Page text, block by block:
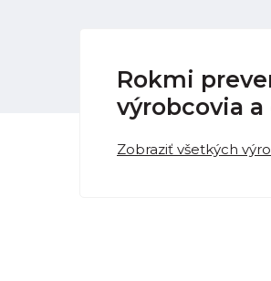
Rokmi
výrobcovia
Zobraziť všetkých